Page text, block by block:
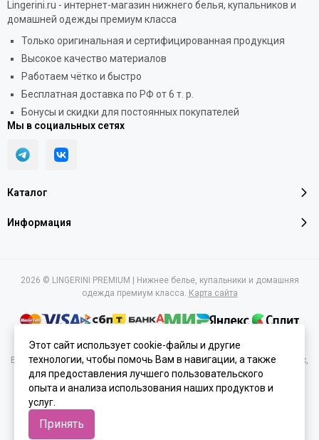
Каталог
Информация
Lingerini.ru - интернет-магазин нижнего белья, купальников и
домашней одежды премиум класса
Только оригинальная и сертифицированная продукция
Высокое качество материалов
Работаем чётко и быстро
Бесплатная доставка по РФ от 6 т. р.
Бонусы и скидки для постоянных покупателей
Мы в социальных сетях
2026 © LINGERINI PREMIUM | Нижнее белье, купальники и домашняя
одежда премиум класса. Карта сайта
Вся представленная на сайте информация, касающаяся характеристик,
стоимости товаров и услуг, носит информационный характер и ни при
каких условиях не является публичной офертой, определяемой
положениями Статьи 437(2) Гражданского кодекса РФ.
Этот сайт использует cookie-файлы и другие
технологии, чтобы помочь Вам в навигации, а также
для предоставления лучшего пользовательского
опыта и анализа использования наших продуктов и
услуг.
Принять